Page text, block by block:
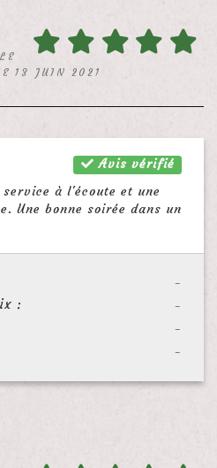
13 JUIN 2021
Avis vérifié
à l'écoute et une
Une bonne soirée dans un
-
-
:
-
-